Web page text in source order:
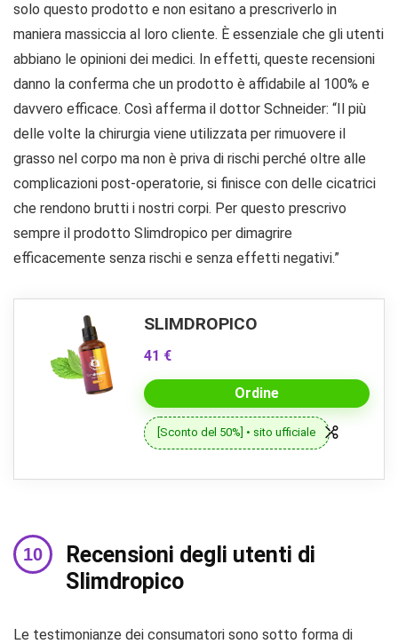
solo questo prodotto e non esitano a prescriverlo in
maniera massiccia al loro cliente. È essenziale che gli utenti
abbiano le opinioni dei medici. In effetti, queste recensioni
danno la conferma che un prodotto è affidabile al 100% e
davvero efficace. Così afferma il dottor Schneider: “Il più
delle volte la chirurgia viene utilizzata per rimuovere il
grasso nel corpo ma non è priva di rischi perché oltre alle
complicazioni post-operatorie, si finisce con delle cicatrici
che rendono brutti i nostri corpi. Per questo prescrivo
sempre il prodotto Slimdropico per dimagrire
efficacemente senza rischi e senza effetti negativi.”
SLIMDROPICO
41 €
Ordine
[Sconto del 50%] • sito ufficiale
Recensioni degli utenti di
Slimdropico
Le testimonianze dei consumatori sono sotto forma di